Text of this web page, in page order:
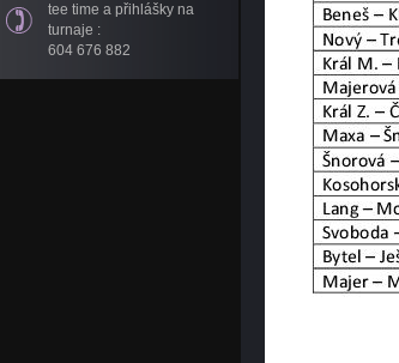
tee time a přihlášky na
turnaje :
604 676 882